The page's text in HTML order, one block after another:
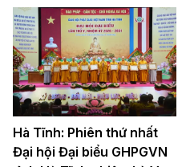
Hà Tĩnh: Phiên thứ nhất
Đại hội Đại biểu GHPGVN